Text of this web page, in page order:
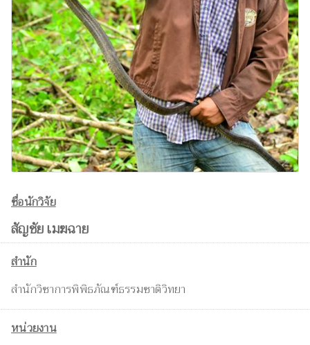
ชื่อนักวิจัย
สัญชัย เมฆฉาย
สำนัก
สำนักวิชาการพิพิธภัณฑ์ธรรมชาติวิทยา
หน่วยงาน